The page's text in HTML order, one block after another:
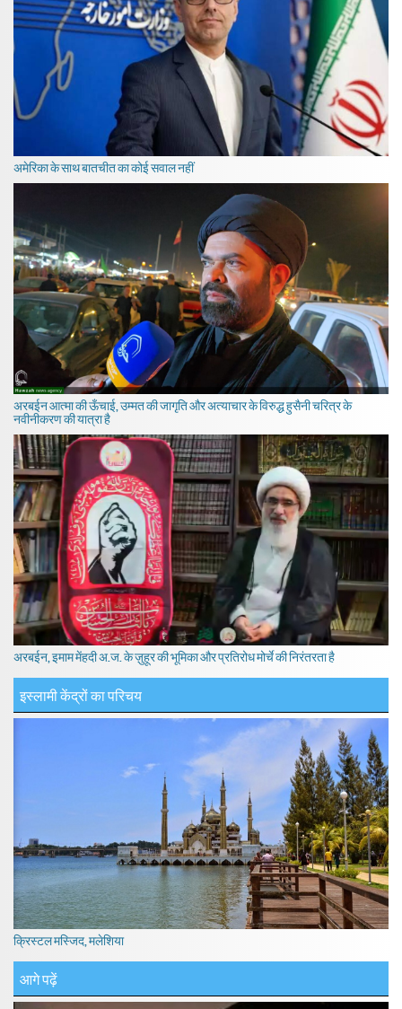
अमेरिका के साथ बातचीत का कोई सवाल नहीं
अरबईन आत्मा की ऊँचाई, उम्मत की जागृति और अत्याचार के विरुद्ध हुसैनी चरित्र के
नवीनीकरण की यात्रा है
अरबईन, इमाम मेंहदी अ.ज. के ज़ुहूर की भूमिका और प्रतिरोध मोर्चे की निरंतरता है
इस्लामी केंद्रों का परिचय
क्रिस्टल मस्जिद, मलेशिया
आगे पढ़ें